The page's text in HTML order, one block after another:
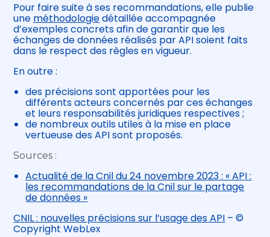
Pour faire suite à ses recommandations, elle publie
une méthodologiedétaillée accompagnée
d’exemples concrets afin de garantir que les
échanges de données réalisés par API soient faits
dans le respect des règles en vigueur.
En outre :
des précisions sont apportées pour les
différents acteurs concernés par ces échanges
et leurs responsabilités juridiques respectives ;
de nombreux outils utiles à la mise en place
vertueuse des API sont proposés.
Sources :
Actualité de la Cnil du 24 novembre 2023 : « API :
les recommandations de la Cnil sur le partage
de données »
CNIL : nouvelles précisions sur l’usage des API – ©
Copyright WebLex